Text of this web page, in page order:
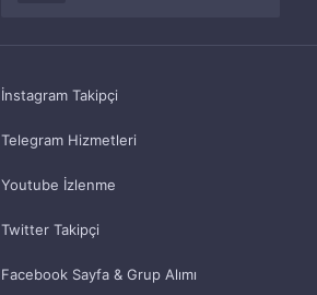
İnstagram Takipçi
Telegram Hizmetleri
Youtube İzlenme
Twitter Takipçi
Facebook Sayfa & Grup Alımı